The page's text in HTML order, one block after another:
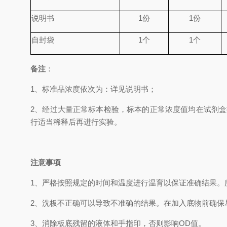
说明书 1份 1份
自封袋 1个 1个
备注 ：
1、 标准品浓度依次为 ： 详见说明书；
2、经过大量正常标本检验，标本的正常浓度值均在试剂
行适当稀释后再进行实验。
注意事项
1、 严格按照规定的时间和温度进行温育以保证准确结果
2、 洗板不正确可以导致不准确的结果。在加入底物前确
3、 消除板底残留的液体和手指印，否则影响OD值。